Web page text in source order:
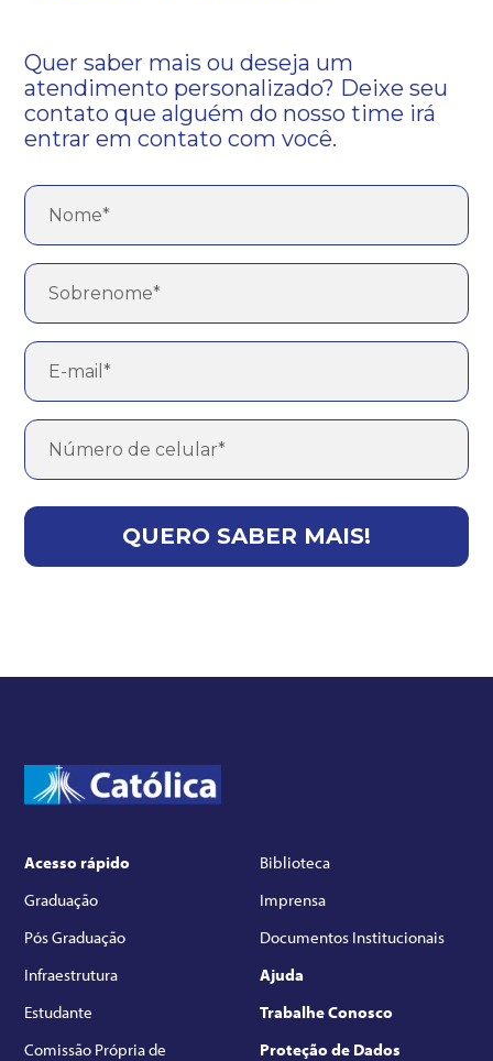
Quer saber mais ou deseja um
atendimento personalizado? Deixe seu
contato que alguém do nosso time irá
entrar em contato com você.
Acesso rápido
Graduação
Pós Graduação
Infraestrutura
Estudante
Comissão Própria de
Biblioteca
Imprensa
Documentos Institucionais
Ajuda
Trabalhe Conosco
Proteção de Dados